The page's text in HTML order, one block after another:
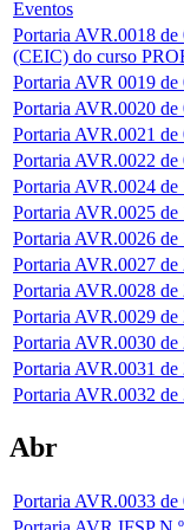
Eventos
Portaria AVR.0018 de
(CEIC) do curso
Portaria AVR 0019 de
Portaria AVR.0020 de
Portaria AVR.0021 de
Portaria AVR.0022
Portaria AVR.0024
Portaria AVR.0025
Portaria AVR.0026 de
Portaria AVR.0027 de
Portaria AVR.0028 de
Portaria AVR.0029 de
Portaria AVR.0030 de
Portaria AVR.0031 de
Portaria AVR.0032 de
Abr
Portaria AVR.0033